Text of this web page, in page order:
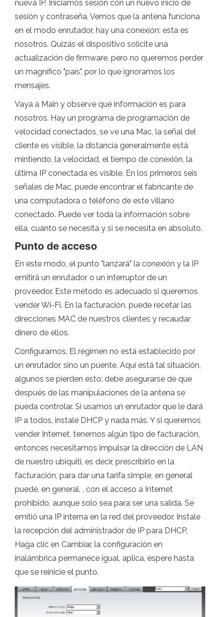
nueva IP. Iniciamos sesión con un nuevo inicio de
sesión y contraseña. Vemos que la antena funciona
en el modo enrutador, hay una conexión: esta es
nosotros. Quizás el dispositivo solicite una
actualización de firmware, pero no queremos perder
un magnífico "país", por lo que ignoramos los
mensajes.
Vaya a Main y observe qué información es para
nosotros. Hay un programa de programación de
velocidad conectados, se ve una Mac, la señal del
cliente es visible, la distancia generalmente está
mintiendo, la velocidad, el tiempo de conexión, la
última IP conectada es visible. En los primeros seis
señales de Mac, puede encontrar el fabricante de
una computadora o teléfono de este villano
conectado. Puede ver toda la información sobre
ella, cuánto se necesita y si se necesita en absoluto.
Punto de acceso
En este modo, el punto "lanzará" la conexión y la IP
emitirá un enrutador o un interruptor de un
proveedor. Este método es adecuado si queremos
vender Wi-Fi. En la facturación, puede recetar las
direcciones MAC de nuestros clientes y recaudar
dinero de ellos.
Configuramos. El régimen no está establecido por
un enrutador, sino un puente. Aquí está tal situación,
algunos se pierden esto: debe asegurarse de que
después de las manipulaciones de la antena se
pueda controlar. Si usamos un enrutador que le dará
IP a todos, instale DHCP y nada más. Y si queremos
vender Internet, tenemos algún tipo de facturación,
entonces necesitamos impulsar la dirección de LAN
de nuestro ubiquiti, es decir, prescribirlo en la
facturación, para dar una tarifa simple, en general
puede, en general. , con el acceso a Internet
prohibido, aunque solo sea para ser una salida. Se
emitió una IP interna en la red del proveedor. Instale
la recepción del administrador de IP para DHCP.
Haga clic en Cambiar, la configuración en
inalámbrica permanece igual, aplica, espere hasta
que se reinicie el punto.